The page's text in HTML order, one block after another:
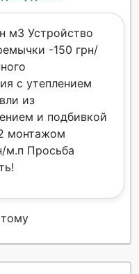
м3 Устройство
-150 грн/
с утеплением
из
и подбивкой
монтажом
м.п Просьба
тому